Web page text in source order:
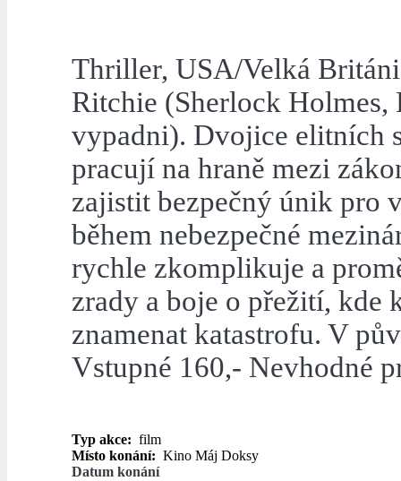
Thriller, USA/Velká
Ritchie (Sherlock Holmes,
vypadni). Dvojice elitních
pracují na hraně mezi
zajistit bezpečný únik pro
během nebezpečné
rychle zkomplikuje a
zrady a boje o přežití, kde
znamenat katastrofu. V
Vstupné 160,- Nevhodné
Typ akce: film
Místo konání: Kino Máj Doksy
Datum konání